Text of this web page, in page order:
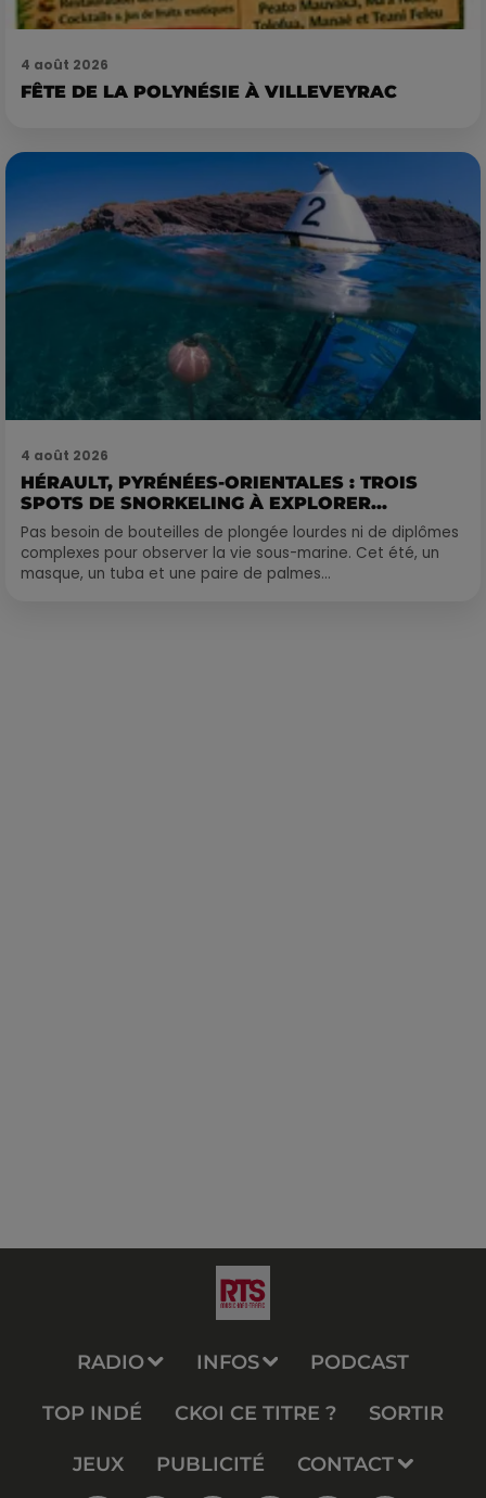
4 août 2026
FÊTE DE LA POLYNÉSIE À VILLEVEYRAC
4 août 2026
HÉRAULT, PYRÉNÉES-ORIENTALES : TROIS
SPOTS DE SNORKELING À EXPLORER...
Pas besoin de bouteilles de plongée lourdes ni de diplômes
complexes pour observer la vie sous-marine. Cet été, un
masque, un tuba et une paire de palmes...
RADIO INFOS PODCAST
TOP INDÉ CKOI CE TITRE ? SORTIR
JEUX PUBLICITÉ CONTACT